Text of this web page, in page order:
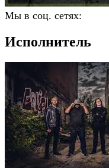
Мы в соц. сетях:
Исполнитель